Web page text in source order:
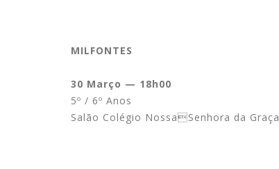
MILFONTES
30 Março — 18h00
5º / 6º Anos
Salão Colégio NossaSenhora da Graça